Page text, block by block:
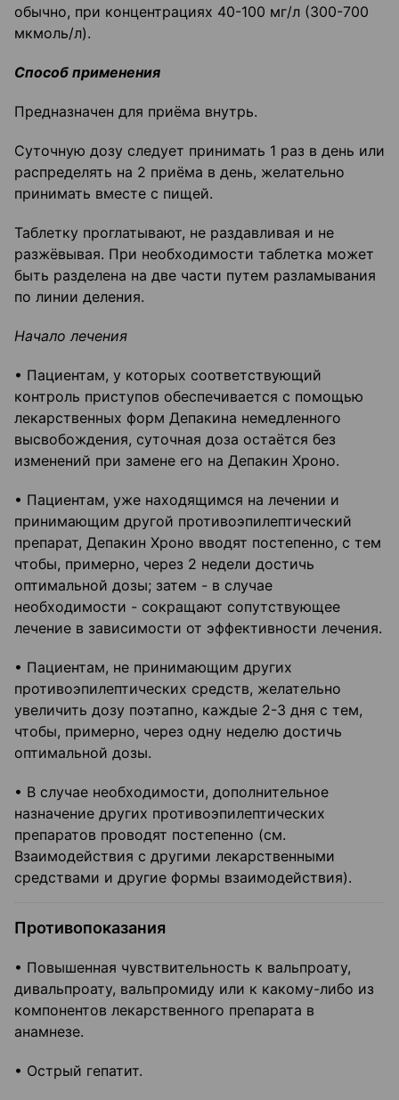
обычно, при концентрациях 40-100 мг/л (300-700
мкмоль/л).
Способ применения
Предназначен для приёма внутрь.
Суточную дозу следует принимать 1 раз в день или
распределять на 2 приёма в день, желательно
принимать вместе с пищей.
Таблетку проглатывают, не раздавливая и не
разжёвывая. При необходимости таблетка может
быть разделена на две части путем разламывания
по линии деления.
Начало лечения
• Пациентам, у которых соответствующий
контроль приступов обеспечивается с помощью
лекарственных форм Депакина немедленного
высвобождения, суточная доза остаётся без
изменений при замене его на Депакин Хроно.
• Пациентам, уже находящимся на лечении и
принимающим другой противоэпилептический
препарат, Депакин Хроно вводят постепенно, с тем
чтобы, примерно, через 2 недели достичь
оптимальной дозы; затем - в случае
необходимости - сокращают сопутствующее
лечение в зависимости от эффективности лечения.
• Пациентам, не принимающим других
противоэпилептических средств, желательно
увеличить дозу поэтапно, каждые 2-3 дня с тем,
чтобы, примерно, через одну неделю достичь
оптимальной дозы.
• В случае необходимости, дополнительное
назначение других противоэпилептических
препаратов проводят постепенно (см.
Взаимодействия с другими лекарственными
средствами и другие формы взаимодействия).
Противопоказания
• Повышенная чувствительность к вальпроату,
дивальпроату, вальпромиду или к какому-либо из
компонентов лекарственного препарата в
анамнезе.
• Острый гепатит.